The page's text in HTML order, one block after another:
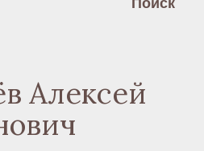
Алексей